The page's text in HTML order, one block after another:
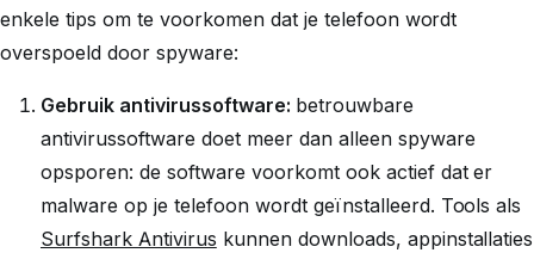
enkele tips om te voorkomen dat je telefoon wordt
overspoeld door spyware:
Gebruik antivirussoftware: betrouwbare
antivirussoftware doet meer dan alleen spyware
opsporen: de software voorkomt ook actief dat er
malware op je telefoon wordt geïnstalleerd. Tools als
Surfshark Antivirus kunnen downloads, appinstallaties